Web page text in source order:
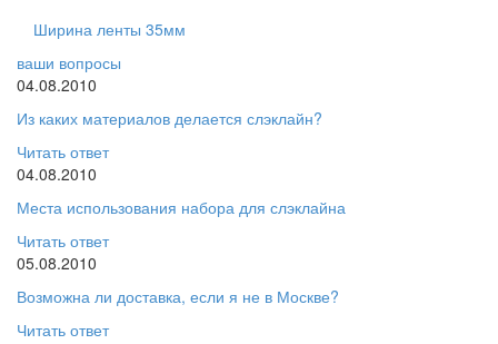
Ширина ленты 35мм
ваши вопросы
04.08.2010
Из каких материалов делается слэклайн?
Читать ответ
04.08.2010
Места использования набора для слэклайна
Читать ответ
05.08.2010
Возможна ли доставка, если я не в Москве?
Читать ответ